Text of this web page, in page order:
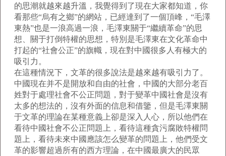
的思潮就越來越升溫，我覺得到了現在大家都知道，你
看那些“烏有之鄉”的網站，已經達到了一個頂峰，“毛澤
東熱”也是一浪高過一浪，毛澤東關于“繼續革命”的思
想、關于打倒特權的思想，特別是毛澤東在文化革命中
打起的“社會公正”的旗幟，現在對中國很多人有極大的
吸引力。
在這種情況下，文革的很多說法是越來越有吸引力了。
中國現在并不是開放和自由的社會，中國的大部分老百
姓對于處理社會不公正問題，對于變革中國社會是沒有
太多的想法的，沒有外面的信息和借鑒，但是毛澤東關
于文革的理論在某種意義上卻是深入人心，所以他們在
看待中國社會不公正問題上，看待這種貪污腐敗特權問
題上，看待未來中國應該怎么變革的問題上，他們受文
革的影響超過所有的西方理論，在中國最廣大的民眾